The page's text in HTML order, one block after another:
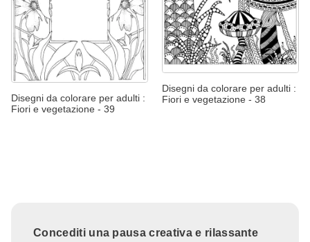
Disegni da colorare per adulti :
Fiori e vegetazione - 39
Disegni da colorare per adulti :
Fiori e vegetazione - 38
Concediti una pausa creativa e rilassante